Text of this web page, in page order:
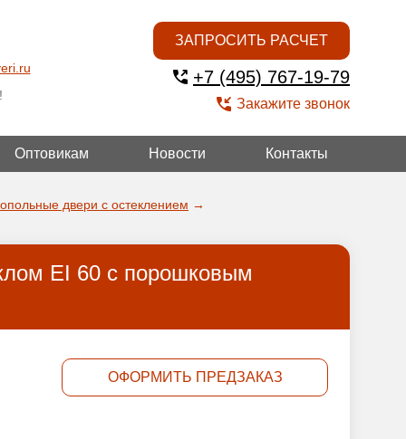
ЗАПРОСИТЬ РАСЧЕТ
+7 (495) 767-19-79
Закажите звонок
Оптовикам Новости Контакты
двери с остеклением →
EI 60 с порошковым
ОФОРМИТЬ ПРЕДЗАКАЗ